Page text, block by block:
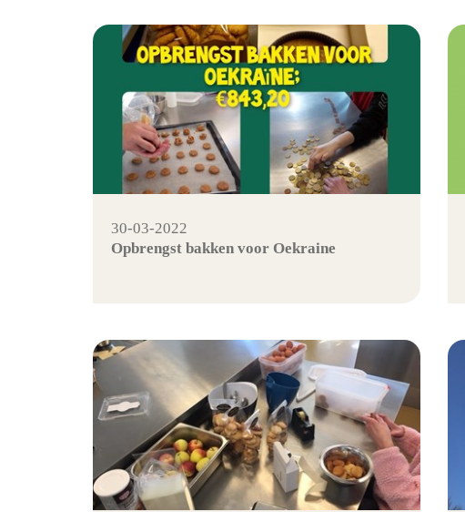
30-03-2022
Opbrengst bakken voor Oekraine